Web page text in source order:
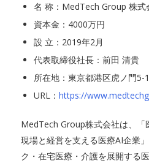
名 称：MedTech Group 株式
資本金：4000万円
設 立：2019年2月
代表取締役社長：前田 清貴
所在地：東京都港区虎ノ門
URL： https://
MedTech Group株式会社は、「
現場と経営を支える医療AI企業
ク・在宅医療・介護を展開する